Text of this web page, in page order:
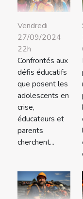
Vendredi
27/09/2024
22h
Confrontés aux
défis éducatifs
que posent les
adolescents en
crise,
éducateurs et
parents
cherchent...